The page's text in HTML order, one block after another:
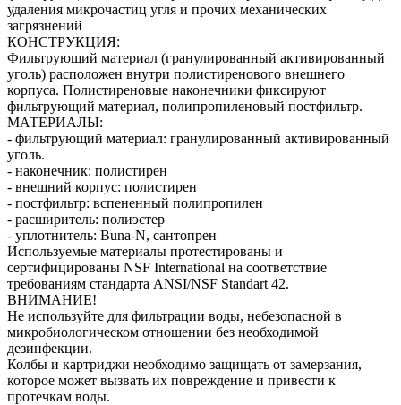
удаления микрочастиц угля и прочих механических
загрязнений
КОНСТРУКЦИЯ:
Фильтрующий материал (гранулированный активированный
уголь) расположен внутри полистиренового внешнего
корпуса. Полистиреновые наконечники фиксируют
фильтрующий материал, полипропиленовый постфильтр.
МАТЕРИАЛЫ:
- фильтрующий материал: гранулированный активированный
уголь.
- наконечник: полистирен
- внешний корпус: полистирен
- постфильтр: вспененный полипропилен
- расширитель: полиэстер
- уплотнитель: Buna-N, сантопрен
Используемые материалы протестированы и
сертифицированы NSF International на соответствие
требованиям стандарта ANSI/NSF Standart 42.
ВНИМАНИЕ!
Не используйте для фильтрации воды, небезопасной в
микробиологическом отношении без необходимой
дезинфекции.
Колбы и картриджи необходимо защищать от замерзания,
которое может вызвать их повреждение и привести к
протечкам воды.